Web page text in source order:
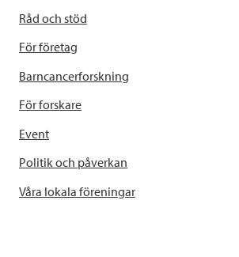
Råd och stöd
För företag
Barncancerforskning
För forskare
Event
Politik och påverkan
Våra lokala föreningar